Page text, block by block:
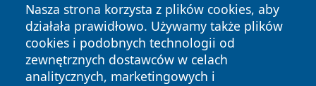
Nasza strona korzysta z plików cookies, aby
działała prawidłowo. Używamy także plików
cookies i podobnych technologii od
zewnętrznych dostawców w celach
analitycznych, marketingowych i